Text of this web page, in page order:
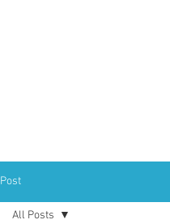
Post
All Posts